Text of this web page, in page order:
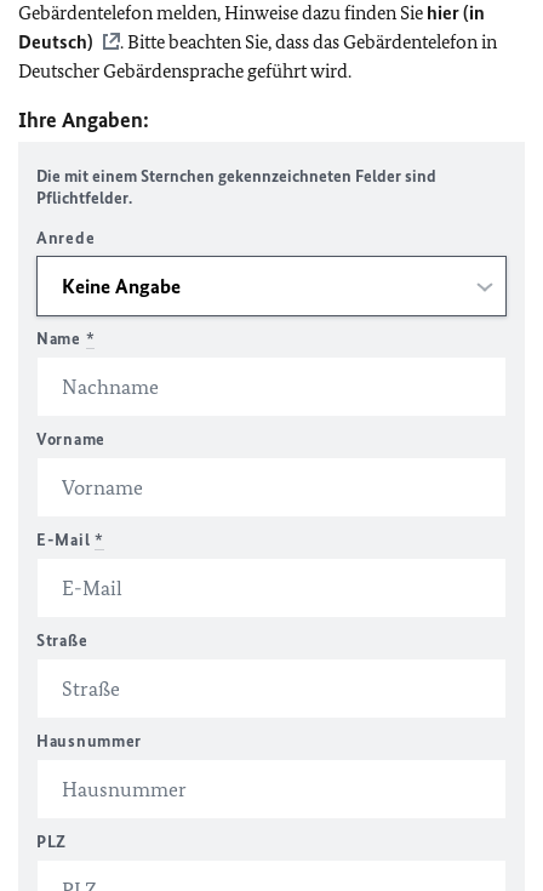
Gebärdentelefon melden, Hinweise dazu finden Sie hier (in
Deutsch)
. Bitte beachten Sie, dass das Gebärdentelefon in
Deutscher Gebärdensprache geführt wird.
Ihre Angaben:
Die mit einem Sternchen gekennzeichneten Felder sind
Pflichtfelder.
Anrede
Name *
Vorname
E-Mail *
Straße
Hausnummer
PLZ